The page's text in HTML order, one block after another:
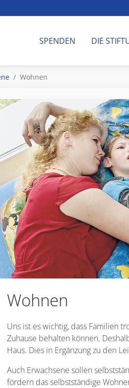
SPENDEN DIE
Wohnen
Wohnen
Uns ist es wichtig, dass Familien
Zuhause behalten können.
Haus. Dies in Ergänzung zu den
Auch Erwachsene sollen
fördern das selbstständige